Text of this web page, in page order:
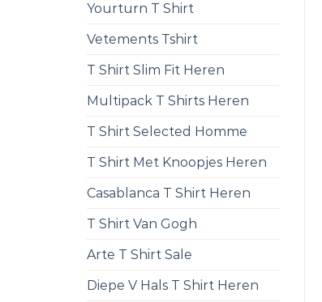
Yourturn T Shirt
Vetements Tshirt
T Shirt Slim Fit Heren
Multipack T Shirts Heren
T Shirt Selected Homme
T Shirt Met Knoopjes Heren
Casablanca T Shirt Heren
T Shirt Van Gogh
Arte T Shirt Sale
Diepe V Hals T Shirt Heren